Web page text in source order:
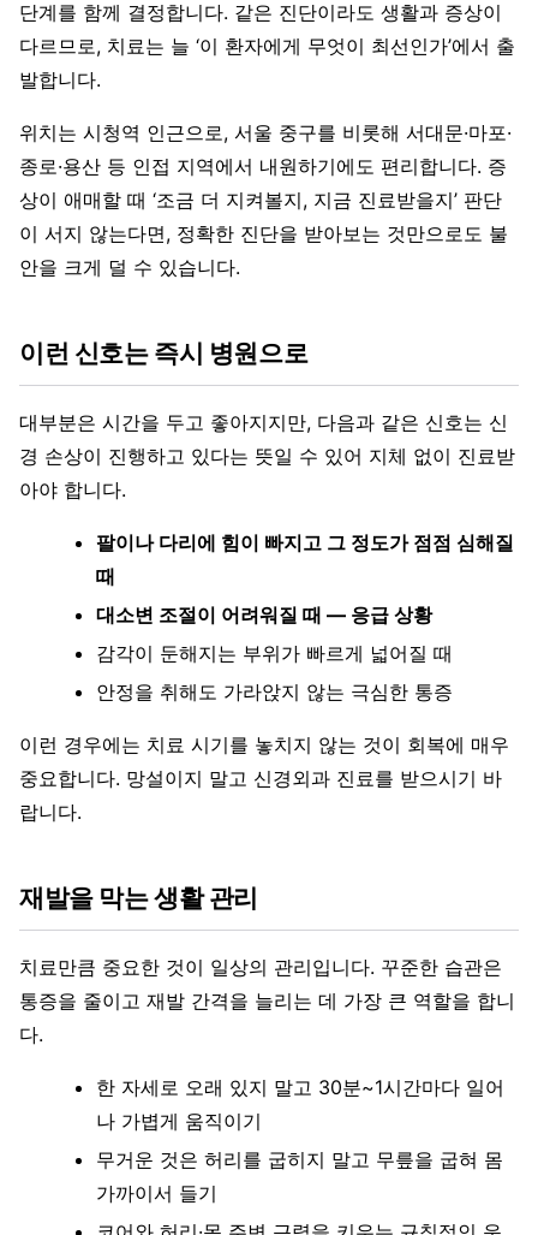
단계를 함께 결정합니다. 같은 진단이라도 생활과 증상이
다르므로, 치료는 늘 ‘이 환자에게 무엇이 최선인가’에서 출
발합니다.
위치는 시청역 인근으로, 서울 중구를 비롯해 서대문·마포·
종로·용산 등 인접 지역에서 내원하기에도 편리합니다. 증
상이 애매할 때 ‘조금 더 지켜볼지, 지금 진료받을지’ 판단
이 서지 않는다면, 정확한 진단을 받아보는 것만으로도 불
안을 크게 덜 수 있습니다.
이런 신호는 즉시 병원으로
대부분은 시간을 두고 좋아지지만, 다음과 같은 신호는 신
경 손상이 진행하고 있다는 뜻일 수 있어 지체 없이 진료받
아야 합니다.
팔이나 다리에 힘이 빠지고 그 정도가 점점 심해질
때
대소변 조절이 어려워질 때 — 응급 상황
감각이 둔해지는 부위가 빠르게 넓어질 때
안정을 취해도 가라앉지 않는 극심한 통증
이런 경우에는 치료 시기를 놓치지 않는 것이 회복에 매우
중요합니다. 망설이지 말고 신경외과 진료를 받으시기 바
랍니다.
재발을 막는 생활 관리
치료만큼 중요한 것이 일상의 관리입니다. 꾸준한 습관은
통증을 줄이고 재발 간격을 늘리는 데 가장 큰 역할을 합니
다.
한 자세로 오래 있지 말고 30분~1시간마다 일어
나 가볍게 움직이기
무거운 것은 허리를 굽히지 말고 무릎을 굽혀 몸
가까이서 들기